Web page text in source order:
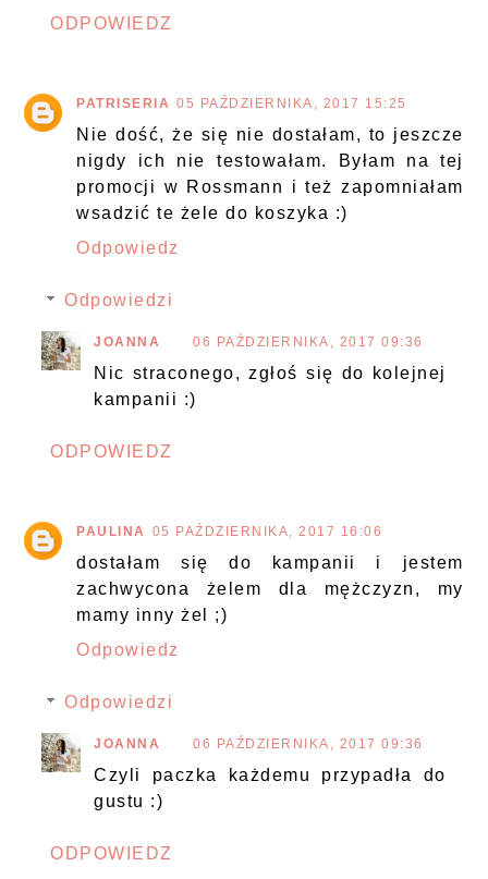
ODPOWIEDZ
PATRISERIA 05 PAŹDZIERNIKA, 2017 15:25
Nie dość, że się nie dostałam, to jeszcze
nigdy ich nie testowałam. Byłam na tej
promocji w Rossmann i też zapomniałam
wsadzić te żele do koszyka :)
Odpowiedz
Odpowiedzi
JOANNA 06 PAŹDZIERNIKA, 2017 09:36
Nic straconego, zgłoś się do kolejnej
kampanii :)
ODPOWIEDZ
PAULINA 05 PAŹDZIERNIKA, 2017 16:06
dostałam się do kampanii i jestem
zachwycona żelem dla mężczyzn, my
mamy inny żel ;)
Odpowiedz
Odpowiedzi
JOANNA 06 PAŹDZIERNIKA, 2017 09:36
Czyli paczka każdemu przypadła do
gustu :)
ODPOWIEDZ